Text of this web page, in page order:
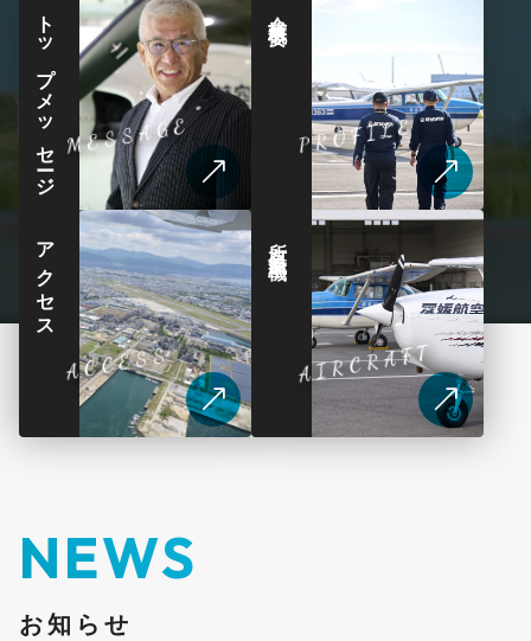
トップメッセージ MESSAGE PROFILE
アクセス
ACCESS
所有航空機
AIRCRAFT
NEWS
お知らせ